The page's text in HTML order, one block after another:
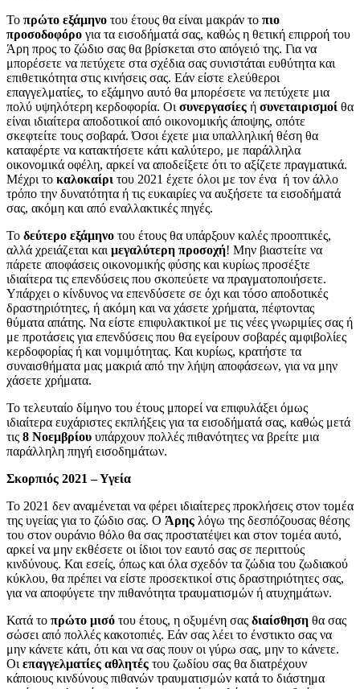
Το πρώτο εξάμηνο του έτους θα είναι μακράν το πιο
προσοδοφόρο για τα εισοδήματά σας, καθώς η θετική επιρροή του
Άρη προς το ζώδιο σας θα βρίσκεται στο απόγειό της. Για να
μπορέσετε να πετύχετε στα σχέδια σας συνιστάται ευθύτητα και
επιθετικότητα στις κινήσεις σας. Εάν είστε ελεύθεροι
επαγγελματίες, το εξάμηνο αυτό θα μπορέσετε να πετύχετε μια
πολύ υψηλότερη κερδοφορία. Οι συνεργασίες ή συνεταιρισμοί θα
είναι ιδιαίτερα αποδοτικοί από οικονομικής άποψης, οπότε
σκεφτείτε τους σοβαρά. Όσοι έχετε μια υπαλληλική θέση θα
καταφέρτε να κατακτήσετε κάτι καλύτερο, με παράλληλα
οικονομικά οφέλη, αρκεί να αποδείξετε ότι το αξίζετε πραγματικά.
Μέχρι το καλοκαίρι του 2021 έχετε όλοι με τον ένα ή τον άλλο
τρόπο την δυνατότητα ή τις ευκαιρίες να αυξήσετε τα εισοδήματά
σας, ακόμη και από εναλλακτικές πηγές.
Το δεύτερο εξάμηνο του έτους θα υπάρξουν καλές προοπτικές,
αλλά χρειάζεται και μεγαλύτερη προσοχή! Μην βιαστείτε να
πάρετε αποφάσεις οικονομικής φύσης και κυρίως προσέξτε
ιδιαίτερα τις επενδύσεις που σκοπεύετε να πραγματοποιήσετε.
Υπάρχει ο κίνδυνος να επενδύσετε σε όχι και τόσο αποδοτικές
δραστηριότητες, ή ακόμη και να χάσετε χρήματα, πέφτοντας
θύματα απάτης. Να είστε επιφυλακτικοί με τις νέες γνωριμίες σας ή
με προτάσεις για επενδύσεις που θα εγείρουν σοβαρές αμφιβολίες
κερδοφορίας ή και νομιμότητας. Και κυρίως, κρατήστε τα
συναισθήματα μας μακριά από την λήψη αποφάσεων, για να μην
χάσετε χρήματα.
Το τελευταίο δίμηνο του έτους μπορεί να επιφυλάξει όμως
ιδιαίτερα ευχάριστες εκπλήξεις για τα εισοδήματά σας, καθώς μετά
τις 8 Νοεμβρίου υπάρχουν πολλές πιθανότητες να βρείτε μια
παράλληλη πηγή εισοδημάτων.
Σκορπιός 2021 – Υγεία
Το 2021 δεν αναμένεται να φέρει ιδιαίτερες προκλήσεις στον τομέα
της υγείας για το ζώδιο σας. Ο Άρης λόγω της δεσπόζουσας θέσης
του στον ουράνιο θόλο θα σας προστατέψει και στον τομέα αυτό,
αρκεί να μην εκθέσετε οι ίδιοι τον εαυτό σας σε περιττούς
κινδύνους. Και εσείς, όπως και όλα σχεδόν τα ζώδια του ζωδιακού
κύκλου, θα πρέπει να είστε προσεκτικοί στις δραστηριότητες σας,
για να αποφύγετε την πιθανότητα τραυματισμών ή ατυχημάτων.
Κατά το πρώτο μισό του έτους, η οξυμένη σας διαίσθηση θα σας
σώσει από πολλές κακοτοπιές. Εάν σας λέει το ένστικτο σας να
μην κάνετε κάτι, ότι και να σας πουν οι γύρω σας, μην το κάνετε.
Οι επαγγελματίες αθλητές του ζωδίου σας θα διατρέχουν
κάποιους κινδύνους πιθανών τραυματισμών κατά το διάστημα